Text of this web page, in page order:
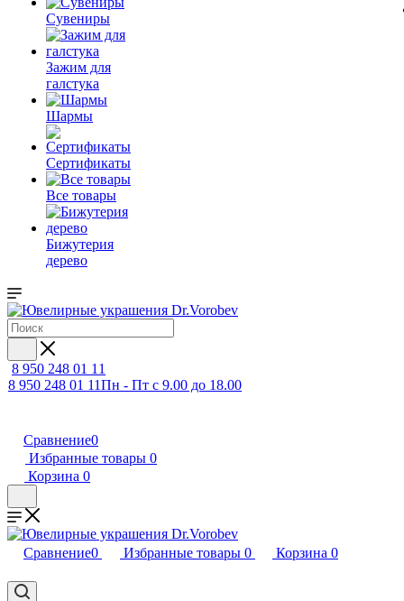
Сувениры
Зажим для
галстука
Шармы
Сертификаты
Все товары
Бижутерия
дерево
8 950 248 01 11
8 950 248 01 11Пн - Пт с 9.00 до 18.00
Сравнение0
Избранные товары 0
Корзина 0
Сравнение0 Избранные товары 0 Корзина 0